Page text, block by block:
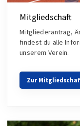
Mitgliedschaft
Mitgliederantrag,
findest du alle
unserem Verein.
Zur